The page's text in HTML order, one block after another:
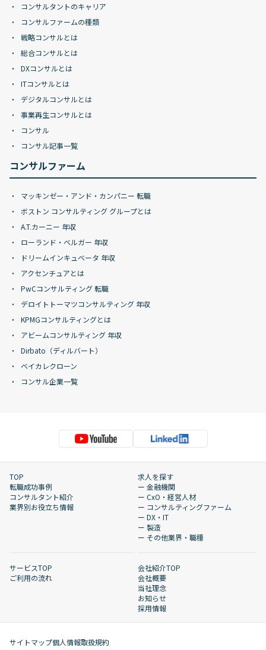
コンサルタントのキャリア
コンサルファームの種類
戦略コンサルとは
総合コンサルとは
DXコンサルとは
ITコンサルとは
デジタルコンサルとは
事業再生コンサルとは
コンサル
コンサル記事一覧
コンサルファーム
マッキンゼー・アンド・カンパニー 転職
ボストン コンサルティング グループとは
A.T.カーニー 年収
ローランド・ベルガー 年収
ドリームインキュベータ 年収
アクセンチュアとは
PwCコンサルティング 転職
デロイトトーマツコンサルティング 年収
KPMGコンサルティングとは
アビームコンサルティング 年収
Dirbato（ディルバート）
ベイカレクローン
コンサル企業一覧
TOP
転職成功事例
コンサルタント紹介
業界別お役立ち情報
求人を探す
ー 金融機関
ー CxO・経営人材
ー コンサルティングファーム
ー DX・IT
ー 製造
ー その他業界・職種
サービスTOP
ご利用の流れ
会社紹介TOP
会社概要
当社理念
お知らせ
採用情報
サイトマップ個人情報取扱規約